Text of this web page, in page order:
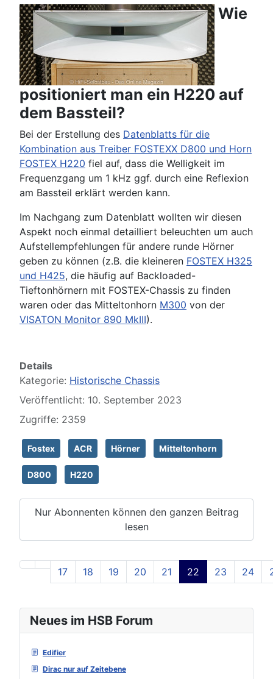
Neues im HSB Forum
Edifier
Dirac nur auf Zeitebene
Wie
positioniert man ein H220 auf
dem Bassteil?
Bei der Erstellung des Datenblatts für die
Kombination aus Treiber FOSTEXX D800 und Horn
FOSTEX H220 fiel auf, dass die Welligkeit im
Frequenzgang um 1 kHz ggf. durch eine Reflexion
am Bassteil erklärt werden kann.
Im Nachgang zum Datenblatt wollten wir diesen
Aspekt noch einmal detailliert beleuchten um auch
Aufstellempfehlungen für andere runde Hörner
geben zu können (z.B. die kleineren FOSTEX H325
und H425, die häufig auf Backloaded-
Tieftonhörnern mit FOSTEX-Chassis zu finden
waren oder das Mitteltonhorn M300 von der
VISATON Monitor 890 MkIII).
Details
Kategorie: Historische Chassis
Veröffentlicht: 10. September 2023
Zugriffe: 2359
Fostex ACR Hörner Mitteltonhorn
D800 H220
Nur Abonnenten können den ganzen Beitrag
lesen
Seite 22 von 129
17 18 19 20 21 22 23 24